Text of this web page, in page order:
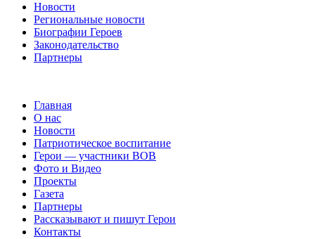
Новости
Региональные новости
Биографии Героев
Законодательство
Партнеры
Главная
О нас
Новости
Патриотическое воспитание
Герои — участники ВОВ
Фото и Видео
Проекты
Газета
Партнеры
Рассказывают и пишут Герои
Контакты